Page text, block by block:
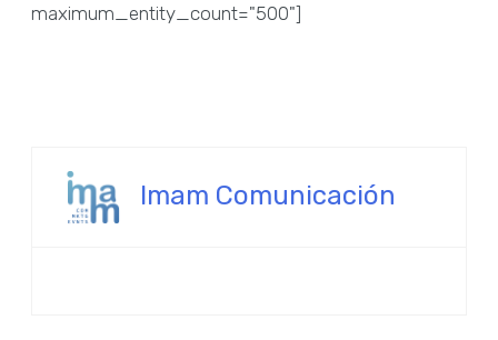
maximum_entity_count="500"]
Imam Comunicación